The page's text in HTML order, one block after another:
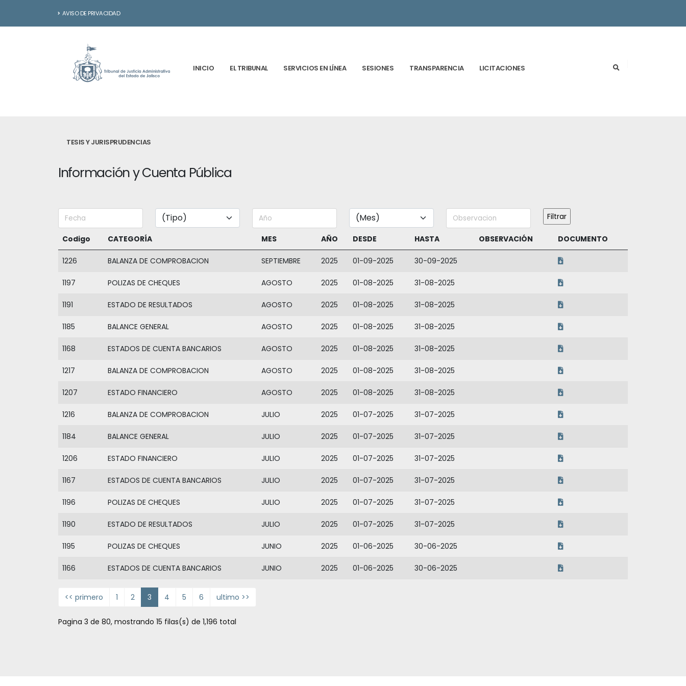
AVISO DE PRIVACIDAD
INICIO EL TRIBUNAL SERVICIOS EN LÍNEA SESIONES TRANSPARENCIA LICITACIONES
TESIS Y JURISPRUDENCIAS
Información y Cuenta Pública
Codigo CATEGORÍA MES AÑO DESDE HASTA OBSERVACIÓN DOCUMENTO
1226 BALANZA DE COMPROBACION SEPTIEMBRE 2025 01-09-2025 30-09-2025
1197 POLIZAS DE CHEQUES AGOSTO 2025 01-08-2025 31-08-2025
1191 ESTADO DE RESULTADOS AGOSTO 2025 01-08-2025 31-08-2025
1185 BALANCE GENERAL AGOSTO 2025 01-08-2025 31-08-2025
1168 ESTADOS DE CUENTA BANCARIOS AGOSTO 2025 01-08-2025 31-08-2025
1217 BALANZA DE COMPROBACION AGOSTO 2025 01-08-2025 31-08-2025
1207 ESTADO FINANCIERO AGOSTO 2025 01-08-2025 31-08-2025
1216 BALANZA DE COMPROBACION JULIO 2025 01-07-2025 31-07-2025
1184 BALANCE GENERAL JULIO 2025 01-07-2025 31-07-2025
1206 ESTADO FINANCIERO JULIO 2025 01-07-2025 31-07-2025
1167 ESTADOS DE CUENTA BANCARIOS JULIO 2025 01-07-2025 31-07-2025
1196 POLIZAS DE CHEQUES JULIO 2025 01-07-2025 31-07-2025
1190 ESTADO DE RESULTADOS JULIO 2025 01-07-2025 31-07-2025
1195 POLIZAS DE CHEQUES JUNIO 2025 01-06-2025 30-06-2025
1166 ESTADOS DE CUENTA BANCARIOS JUNIO 2025 01-06-2025 30-06-2025
<< primero 1 2 3 4 5 6 ultimo >>
Pagina 3 de 80, mostrando 15 filas(s) de 1,196 total